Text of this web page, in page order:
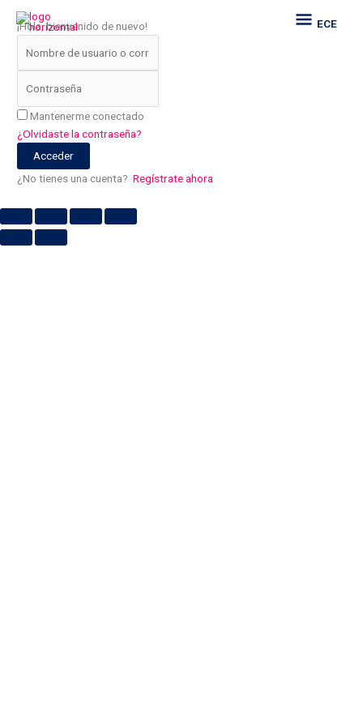
ECEECE
¡Hola, bienvenido de nuevo!
Mantenerme conectado
¿Olvidaste la contraseña?
Acceder
¿No tienes una cuenta?Regístrate ahora